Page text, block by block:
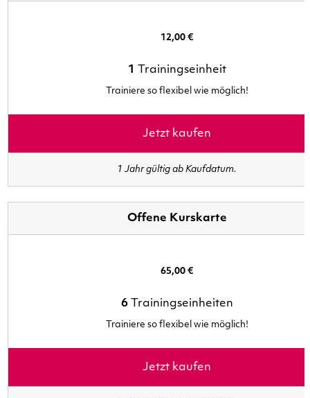
12,00 €
1 Trainingseinheit
Trainiere so flexibel wie möglich!
Jetzt kaufen
1 Jahr gültig ab Kaufdatum.
Offene Kurskarte
65,00 €
6Trainingseinheiten
Trainiere so flexibel wie möglich!
Jetzt kaufen